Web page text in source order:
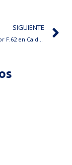
SIGUIENTE
Código de error F.62 en Caldera Saunier Duval